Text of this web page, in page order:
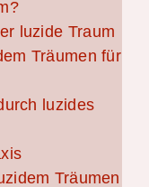
luzide Traum
Träumen für
luzides
Träumen